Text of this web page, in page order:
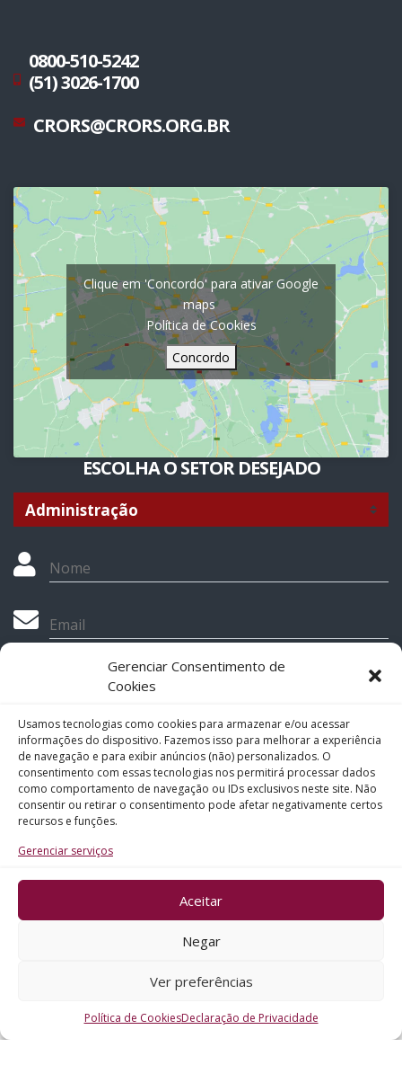
Gerenciar Consentimento de
Cookies
Usamos tecnologias como cookies para armazenar e/ou acessar
informações do dispositivo. Fazemos isso para melhorar a experiência
de navegação e para exibir anúncios (não) personalizados. O
consentimento com essas tecnologias nos permitirá processar dados
como comportamento de navegação ou IDs exclusivos neste site. Não
consentir ou retirar o consentimento pode afetar negativamente certos
recursos e funções.
Gerenciar serviços
Aceitar
Negar
Ver preferências
Política de CookiesDeclaração de Privacidade
0800-510-5242
(51) 3026-1700
CRORS@CRORS.ORG.BR
Clique em 'Concordo' para ativar Google
maps
Política de Cookies
Concordo
ESCOLHA O SETOR DESEJADO
Nome
Email
Telefone
Assunto
Mensagem